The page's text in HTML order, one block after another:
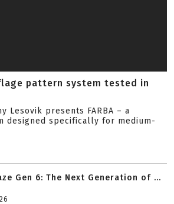
pattern system tested in
Lesovik presents FARBA – a
designed specifically for medium-
Gen 6: The Next Generation of ...